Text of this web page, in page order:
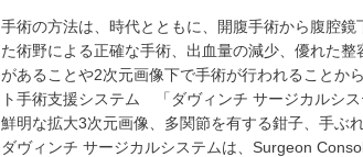
手術の方法は、時代とともに、開腹手術から腹腔
た術野による正確な手術、出血量の減少、優れた
があることや2次元画像下で手術が行われることか
ト手術支援システム 「ダヴィンチ サージカルシス
鮮明な拡大3次元画像、多関節を有する鉗子、手ぶ
ダヴィンチ サージカルシステムは、Surgeon